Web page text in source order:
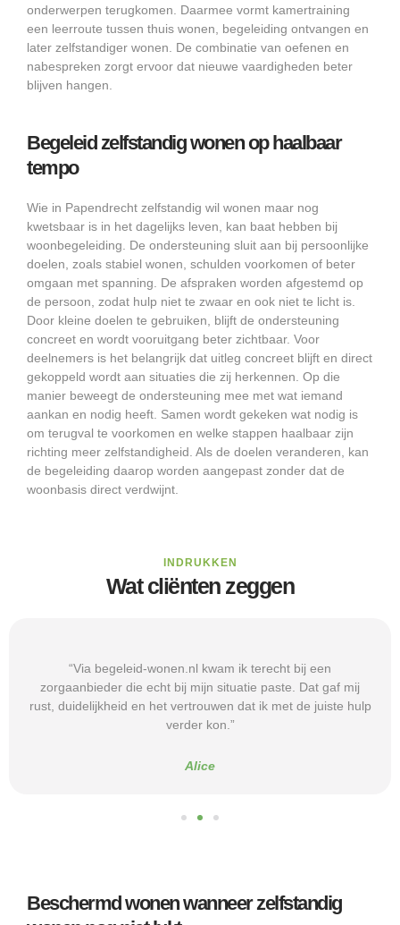
onderwerpen terugkomen. Daarmee vormt kamertraining
een leerroute tussen thuis wonen, begeleiding ontvangen en
later zelfstandiger wonen. De combinatie van oefenen en
nabespreken zorgt ervoor dat nieuwe vaardigheden beter
blijven hangen.
Begeleid zelfstandig wonen op haalbaar
tempo
Wie in Papendrecht zelfstandig wil wonen maar nog
kwetsbaar is in het dagelijks leven, kan baat hebben bij
woonbegeleiding. De ondersteuning sluit aan bij persoonlijke
doelen, zoals stabiel wonen, schulden voorkomen of beter
omgaan met spanning. De afspraken worden afgestemd op
de persoon, zodat hulp niet te zwaar en ook niet te licht is.
Door kleine doelen te gebruiken, blijft de ondersteuning
concreet en wordt vooruitgang beter zichtbaar. Voor
deelnemers is het belangrijk dat uitleg concreet blijft en direct
gekoppeld wordt aan situaties die zij herkennen. Op die
manier beweegt de ondersteuning mee met wat iemand
aankan en nodig heeft. Samen wordt gekeken wat nodig is
om terugval te voorkomen en welke stappen haalbaar zijn
richting meer zelfstandigheid. Als de doelen veranderen, kan
de begeleiding daarop worden aangepast zonder dat de
woonbasis direct verdwijnt.
INDRUKKEN
Wat cliënten zeggen
“Via begeleid-wonen.nl kwam ik terecht bij een
zorgaanbieder die echt bij mijn situatie paste. Dat gaf mij
rust, duidelijkheid en het vertrouwen dat ik met de juiste hulp
verder kon.”
Alice
Beschermd wonen wanneer zelfstandig